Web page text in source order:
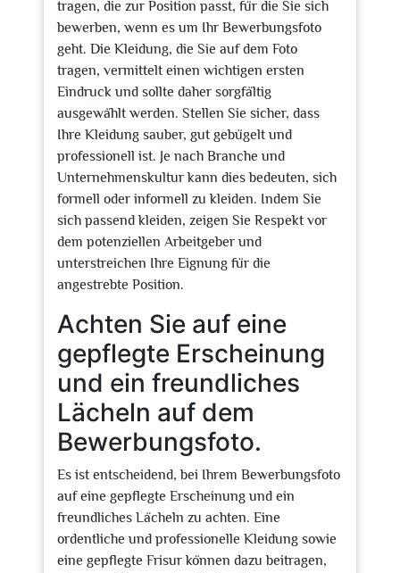
tragen, die zur Position passt, für die Sie sich
bewerben, wenn es um Ihr Bewerbungsfoto
geht. Die Kleidung, die Sie auf dem Foto
tragen, vermittelt einen wichtigen ersten
Eindruck und sollte daher sorgfältig
ausgewählt werden. Stellen Sie sicher, dass
Ihre Kleidung sauber, gut gebügelt und
professionell ist. Je nach Branche und
Unternehmenskultur kann dies bedeuten, sich
formell oder informell zu kleiden. Indem Sie
sich passend kleiden, zeigen Sie Respekt vor
dem potenziellen Arbeitgeber und
unterstreichen Ihre Eignung für die
angestrebte Position.
Achten Sie auf eine
gepflegte Erscheinung
und ein freundliches
Lächeln auf dem
Bewerbungsfoto.
Es ist entscheidend, bei Ihrem Bewerbungsfoto
auf eine gepflegte Erscheinung und ein
freundliches Lächeln zu achten. Eine
ordentliche und professionelle Kleidung sowie
eine gepflegte Frisur können dazu beitragen,